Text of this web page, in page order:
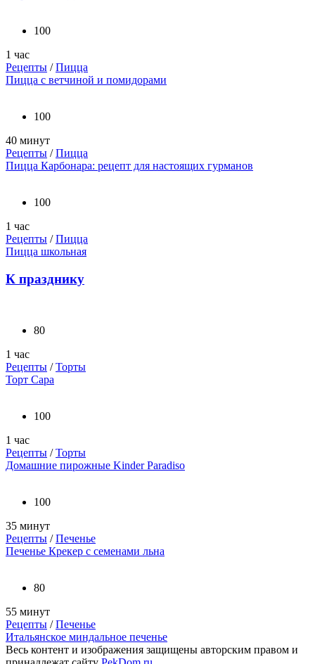
100
1 час
Рецепты /Пицца
Пицца с ветчиной и помидорами
100
40 минут
Рецепты /Пицца
Пицца Карбонара: рецепт для настоящих гурманов
100
1 час
Рецепты /Пицца
Пицца школьная
К празднику
80
1 час
Рецепты /Торты
Торт Сара
100
1 час
Рецепты /Торты
Домашние пирожные Kinder Paradiso
100
35 минут
Рецепты /Печенье
Печенье Крекер с семенами льна
80
55 минут
Рецепты /Печенье
Итальянское миндальное печенье
Весь контент и изображения защищены авторским правом и